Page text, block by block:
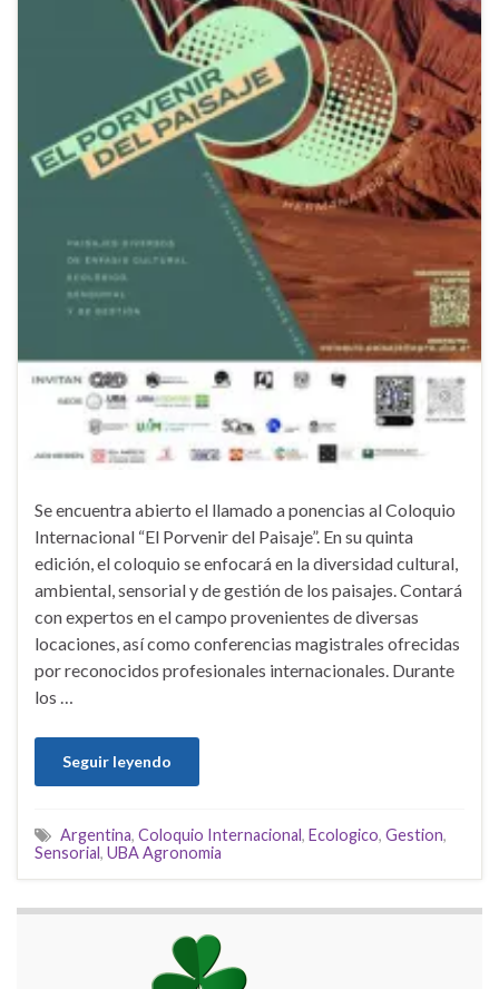
Se encuentra abierto el llamado a ponencias al Coloquio
Internacional “El Porvenir del Paisaje”. En su quinta
edición, el coloquio se enfocará en la diversidad cultural,
ambiental, sensorial y de gestión de los paisajes. Contará
con expertos en el campo provenientes de diversas
locaciones, así como conferencias magistrales ofrecidas
por reconocidos profesionales internacionales. Durante
los …
Seguir leyendo
Argentina, Coloquio Internacional, Ecologico, Gestion,
Sensorial, UBA Agronomia